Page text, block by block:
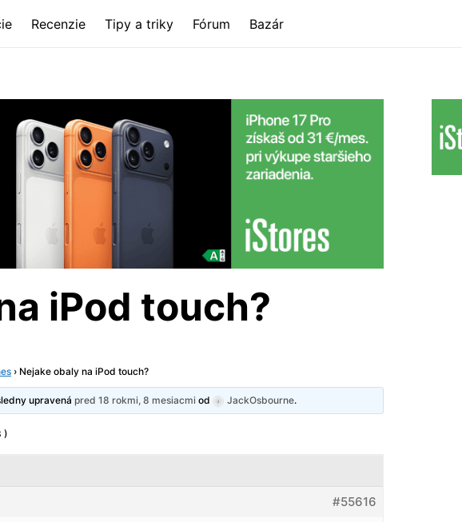
Recenzie Tipy a triky Fórum Bazár
iPod touch?
› Nejake obaly na iPod touch?
upravenápred 18 rokmi, 8 mesiacmi od JackOsbourne.
)
#55616